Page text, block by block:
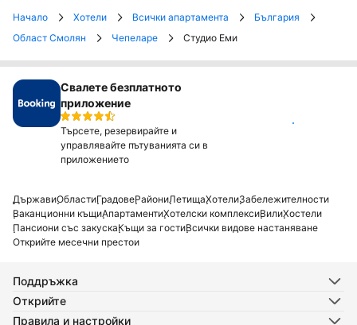
Начало Хотели Всички апартамента
България
Област Смолян
Чепеларе Студио Еми
Свалете безплатното
приложение
Търсете, резервирайте и
управлявайте пътуванията си в
приложението
Инсталирай
ДържавиОбластиГрадовеРайониЛетищаХотелиЗабележителности
Ваканционни къщиАпартаментиХотелски комплексиВилиХостели
Пансиони със закускаКъщи за гостиВсички видове настаняване
Открийте месечни престои
Поддръжка
Открийте
Правила и настройки